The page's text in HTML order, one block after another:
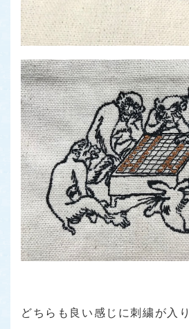
どちらも良い感じに刺繍が入